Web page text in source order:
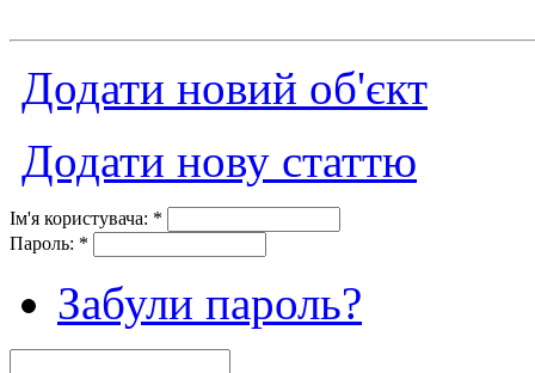
Додати новий об'єкт
Додати нову статтю
Ім'я користувача: *
Пароль: *
Забули пароль?